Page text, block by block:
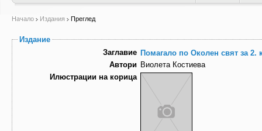
Начало Издания Преглед
Издание
Заглавие Помагало по Околен свят за 2.
Автори Виолета Костиева
Илюстрации на корица